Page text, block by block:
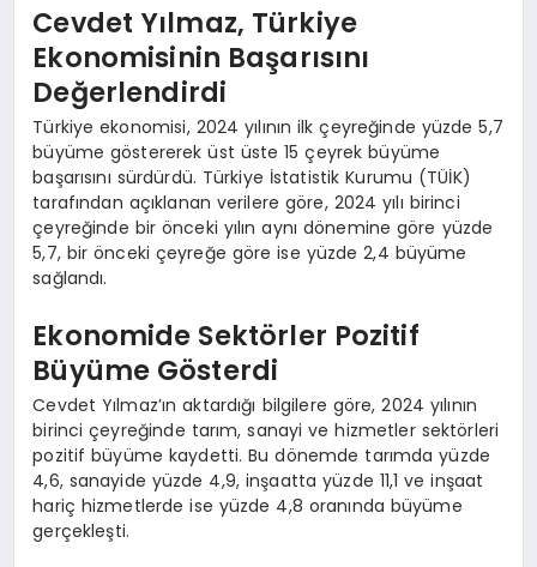
Cevdet Yılmaz, Türkiye
Ekonomisinin Başarısını
Değerlendirdi
Türkiye ekonomisi, 2024 yılının ilk çeyreğinde yüzde 5,7
büyüme göstererek üst üste 15 çeyrek büyüme
başarısını sürdürdü. Türkiye İstatistik Kurumu (TÜİK)
tarafından açıklanan verilere göre, 2024 yılı birinci
çeyreğinde bir önceki yılın aynı dönemine göre yüzde
5,7, bir önceki çeyreğe göre ise yüzde 2,4 büyüme
sağlandı.
Ekonomide Sektörler Pozitif
Büyüme Gösterdi
Cevdet Yılmaz’ın aktardığı bilgilere göre, 2024 yılının
birinci çeyreğinde tarım, sanayi ve hizmetler sektörleri
pozitif büyüme kaydetti. Bu dönemde tarımda yüzde
4,6, sanayide yüzde 4,9, inşaatta yüzde 11,1 ve inşaat
hariç hizmetlerde ise yüzde 4,8 oranında büyüme
gerçekleşti.